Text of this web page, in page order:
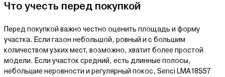
Что учесть перед покупкой
Перед покупкой важно честно оценить площадь и форму
участка. Если газон небольшой, ровный и с большим
количеством узких мест, возможно, хватит более простой
модели. Если участок средний, есть длинные полосы,
небольшие неровности и регулярный покос, Senci LMA18S57